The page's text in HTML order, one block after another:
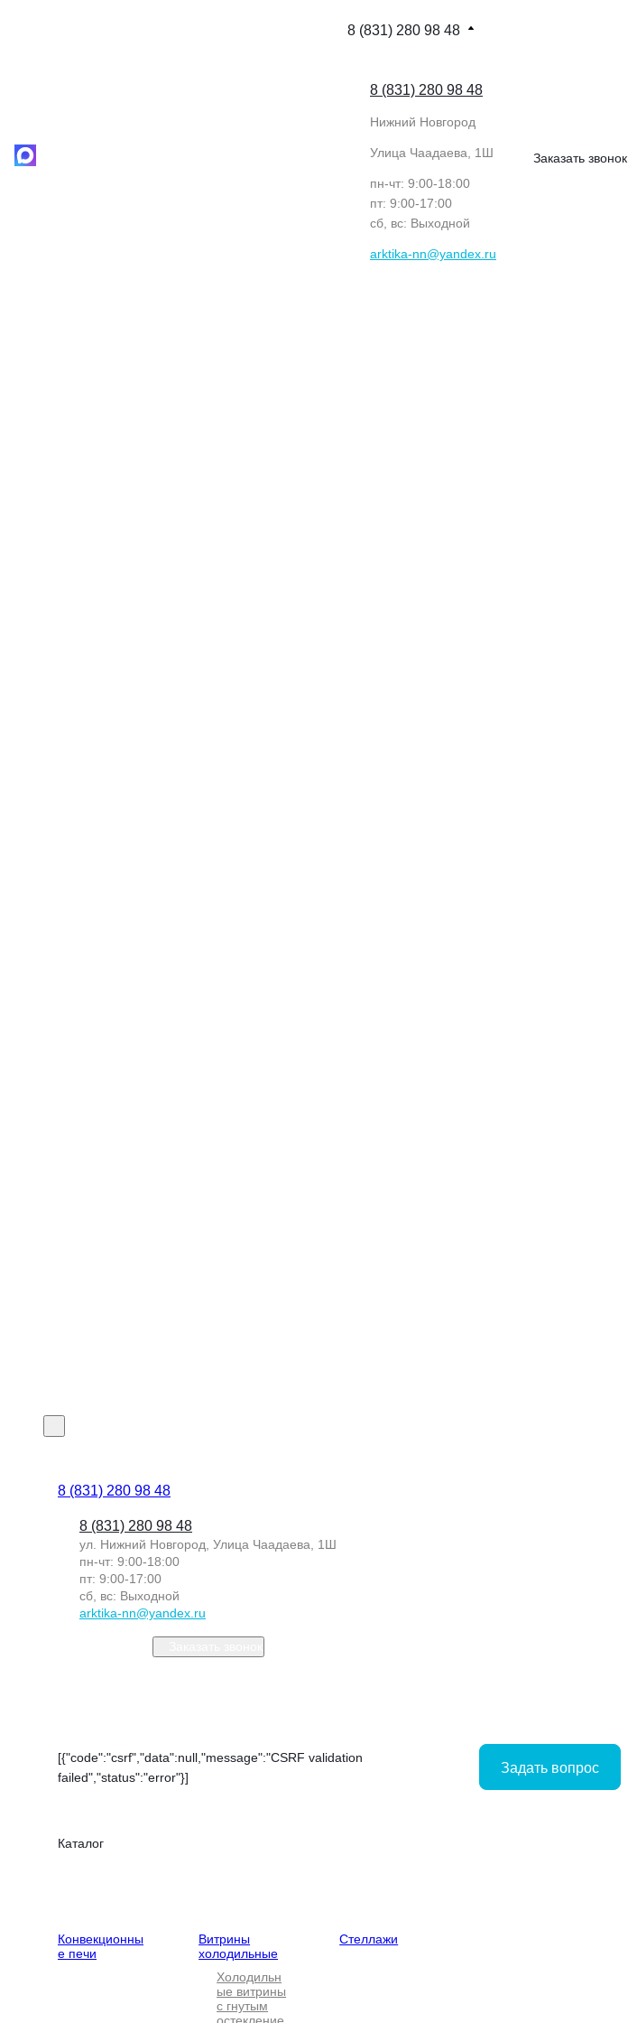
8 (831) 280 98 48
8 (831) 280 98 48
Нижний Новгород
Улица Чаадаева, 1Ш
пн-чт: 9:00-18:00
пт: 9:00-17:00
сб, вс: Выходной
arktika-nn@yandex.ru
Заказать звонок
8 (831) 280 98 48
8 (831) 280 98 48
ул. Нижний Новгород, Улица Чаадаева, 1Ш
пн-чт: 9:00-18:00
пт: 9:00-17:00
сб, вс: Выходной
arktika-nn@yandex.ru
[{"code":"csrf","data":null,"message":"CSRF validation
failed","status":"error"}]
Задать вопрос
Каталог
Конвекционны
е печи
Витрины
холодильные
Холодильн
ые витрины
с гнутым
Стеллажи